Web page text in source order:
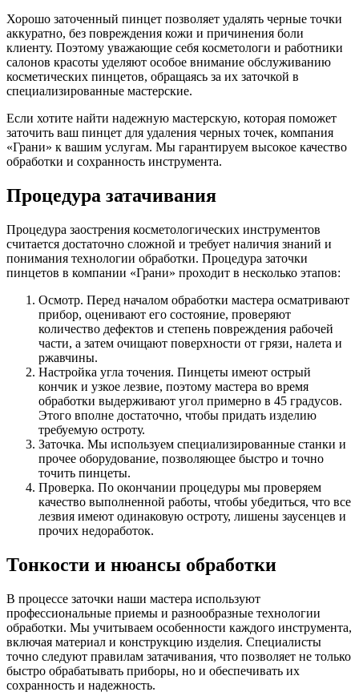
Хорошо заточенный пинцет позволяет удалять черные точки
аккуратно, без повреждения кожи и причинения боли
клиенту. Поэтому уважающие себя косметологи и работники
салонов красоты уделяют особое внимание обслуживанию
косметических пинцетов, обращаясь за их заточкой в
специализированные мастерские.
Если хотите найти надежную мастерскую, которая поможет
заточить ваш пинцет для удаления черных точек, компания
«Грани» к вашим услугам. Мы гарантируем высокое качество
обработки и сохранность инструмента.
Процедура затачивания
Процедура заострения косметологических инструментов
считается достаточно сложной и требует наличия знаний и
понимания технологии обработки. Процедура заточки
пинцетов в компании «Грани» проходит в несколько этапов:
Осмотр. Перед началом обработки мастера осматривают
прибор, оценивают его состояние, проверяют
количество дефектов и степень повреждения рабочей
части, а затем очищают поверхности от грязи, налета и
ржавчины.
Настройка угла точения. Пинцеты имеют острый
кончик и узкое лезвие, поэтому мастера во время
обработки выдерживают угол примерно в 45 градусов.
Этого вполне достаточно, чтобы придать изделию
требуемую остроту.
Заточка. Мы используем специализированные станки и
прочее оборудование, позволяющее быстро и точно
точить пинцеты.
Проверка. По окончании процедуры мы проверяем
качество выполненной работы, чтобы убедиться, что все
лезвия имеют одинаковую остроту, лишены заусенцев и
прочих недоработок.
Тонкости и нюансы обработки
В процессе заточки наши мастера используют
профессиональные приемы и разнообразные технологии
обработки. Мы учитываем особенности каждого инструмента,
включая материал и конструкцию изделия. Специалисты
точно следуют правилам затачивания, что позволяет не только
быстро обрабатывать приборы, но и обеспечивать их
сохранность и надежность.